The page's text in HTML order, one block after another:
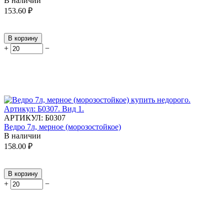
153.60 ₽
В корзину
+ −
АРТИКУЛ: Б0307
Ведро 7л, мерное (морозостойкое)
В наличии
158.00 ₽
В корзину
+ −